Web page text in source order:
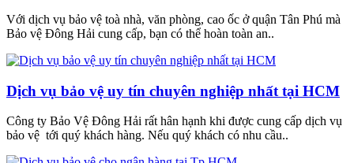
Với dịch vụ bảo vệ toà nhà, văn phòng, cao ốc ở quận Tân Phú mà
Bảo vệ Đông Hải cung cấp, bạn có thể hoàn toàn an..
Dịch vụ bảo vệ uy tín chuyên nghiệp nhất tại HCM
Công ty Bảo Vệ Đông Hải rất hân hạnh khi được cung cấp dịch vụ
bảo vệ tới quý khách hàng. Nếu quý khách có nhu cầu..